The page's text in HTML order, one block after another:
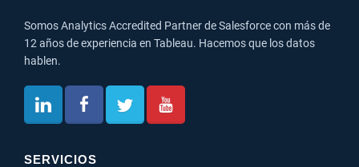
Somos Analytics Accredited Partner de Salesforce con más de
12 años de experiencia en Tableau. Hacemos que los datos
hablen.
SERVICIOS